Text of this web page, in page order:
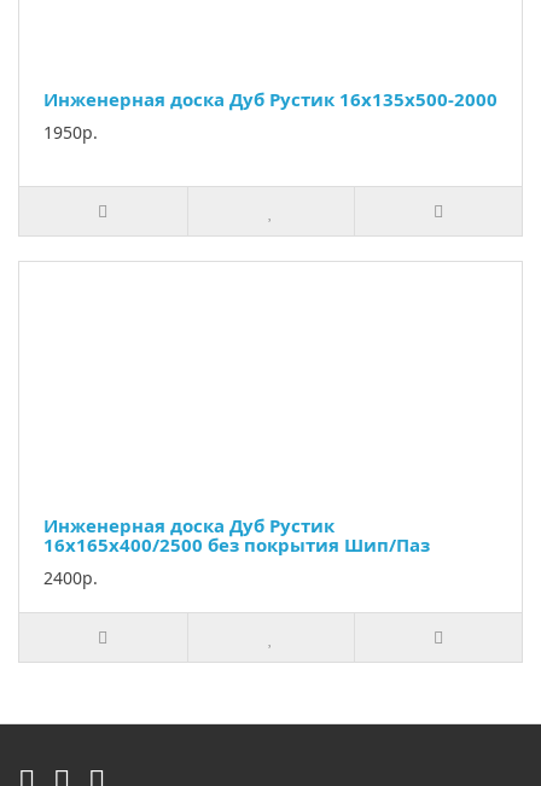
Инженерная доска Дуб Рустик 16х135х500-2000
1950р.
Инженерная доска Дуб Рустик
16х165х400/2500 без покрытия Шип/Паз
2400р.